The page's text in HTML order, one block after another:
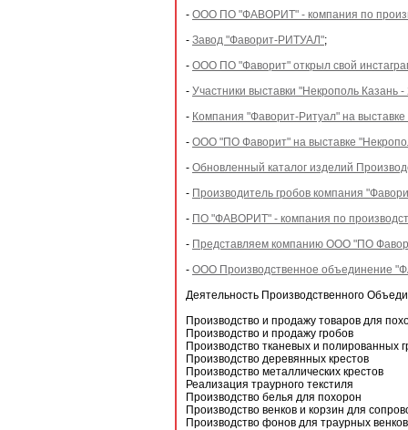
- ООО ПО "ФАВОРИТ" - компания по
- Завод "Фаворит-РИТУАЛ";
- ООО ПО "Фаворит" открыл свой
- Участники выставки "Некрополь Казань -
- Компания "Фаворит-Ритуал" на
- ООО "ПО Фаворит" на выставке
- Обновленный каталог изделий
- Производитель гробов компания
- ПО "ФАВОРИТ" - компания по
- Представляем компанию ООО "ПО
- ООО Производственное объединение
Деятельность Производственного
Производство и продажу товаров для
Производство и продажу гробов
Производство тканевых и полированных
Производство деревянных крестов
Производство металлических крестов
Реализация траурного текстиля
Производство белья для похорон
Производство венков и корзин для
Производство фонов для траурных